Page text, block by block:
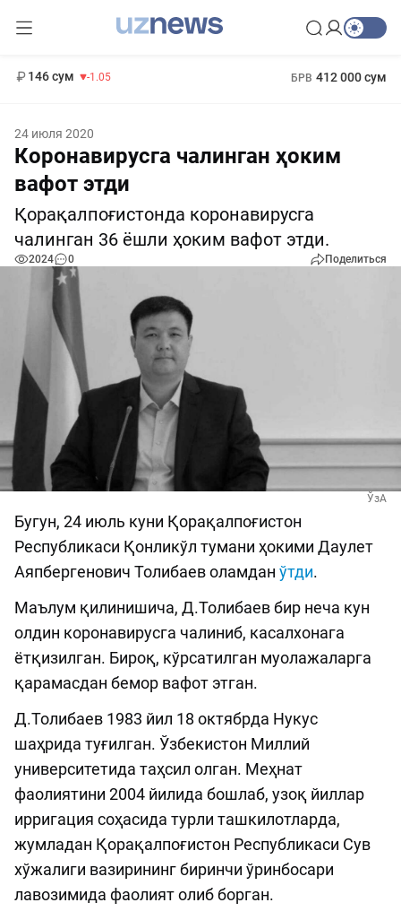
146 сум -1.05 БРВ 412 000 сум
24 июля 2020
Коронавирусга чалинган ҳоким
вафот этди
Қорақалпоғистонда коронавирусга
чалинган 36 ёшли ҳоким вафот этди.
2024 0 Поделиться
ЎзА
Бугун, 24 июль куни Қорақалпоғистон
Республикаси Қонликўл тумани ҳокими Даулет
Аяпбергенович Толибаев оламдан ўтди.
Маълум қилинишича, Д.Толибаев бир неча кун
олдин коронавирусга чалиниб, касалхонага
ётқизилган. Бироқ, кўрсатилган муолажаларга
қарамасдан бемор вафот этган.
Д.Толибаев 1983 йил 18 октябрда Нукус
шаҳрида туғилган. Ўзбекистон Миллий
университетида таҳсил олган. Меҳнат
фаолиятини 2004 йилида бошлаб, узоқ йиллар
ирригация соҳасида турли ташкилотларда,
жумладан Қорақалпоғистон Республикаси Сув
хўжалиги вазирининг биринчи ўринбосари
лавозимида фаолият олиб борган.